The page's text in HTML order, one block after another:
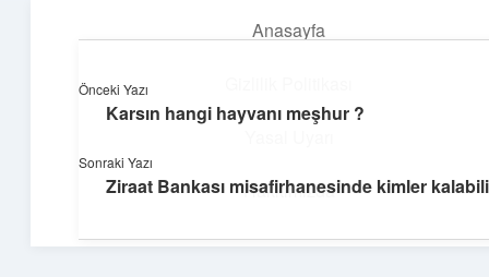
Anasayfa
Hakkımızda
Neşeli Bilgi Durağı
Hızlı hikayelerle gününü şenlendir!
Önceki Yazı
Karsın hangi hayvanı meşhur ?
Sonraki Yazı
Ziraat Bankası misafirhanesinde kimler